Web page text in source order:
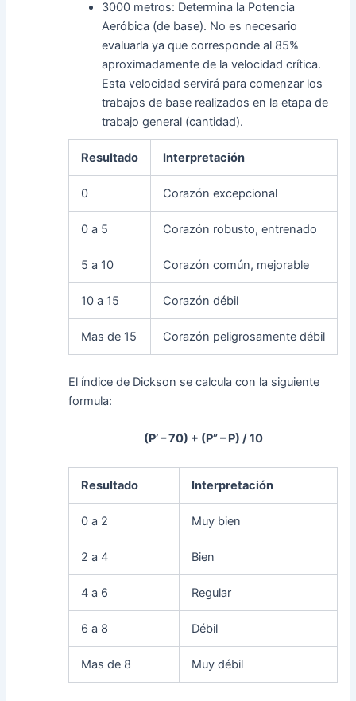
3000 metros: Determina la Potencia
Aeróbica (de base). No es necesario
evaluarla ya que corresponde al 85%
aproximadamente de la velocidad crítica.
Esta velocidad servirá para comenzar los
trabajos de base realizados en la etapa de
trabajo general (cantidad).
Resultado Interpretación
0 Corazón excepcional
0 a 5 Corazón robusto, entrenado
5 a 10 Corazón común, mejorable
10 a 15 Corazón débil
Mas de 15 Corazón peligrosamente débil
El índice de Dickson se calcula con la siguiente
formula:
(P’ – 70) + (P” – P) / 10
Resultado Interpretación
0 a 2 Muy bien
2 a 4 Bien
4 a 6 Regular
6 a 8 Débil
Mas de 8 Muy débil